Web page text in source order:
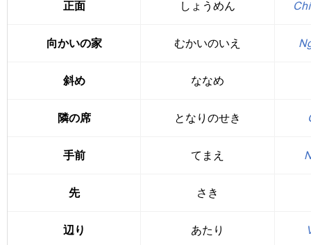
正面 しょうめん
向かいの家 むかいのいえ
斜め ななめ
隣の席 となりのせき
手前 てまえ
先 さき
辺り あたり